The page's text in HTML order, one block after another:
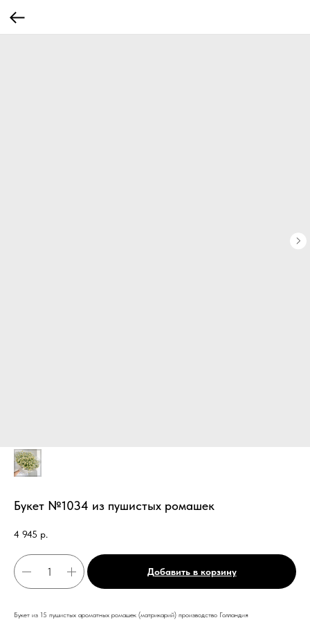
Букет №1034 из пушистых ромашек
4 945 р.
Добавить в корзину
Букет из 15 пушистых ароматных ромашек (матрикарий) производство Голландия